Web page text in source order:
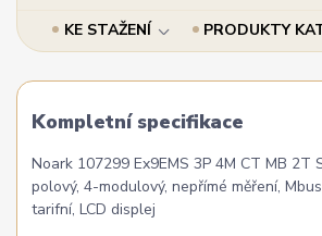
KE STAŽENÍ
PRODUKTY
Kompletní specifikace
Noark 107299 Ex9EMS 3P 4M CT MB 2T
polový, 4-modulový, nepřímé měření,
tarifní, LCD displej